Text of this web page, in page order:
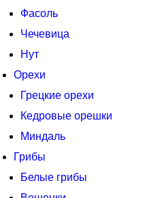
Фасоль
Чечевица
Нут
Орехи
Грецкие орехи
Кедровые орешки
Миндаль
Грибы
Белые грибы